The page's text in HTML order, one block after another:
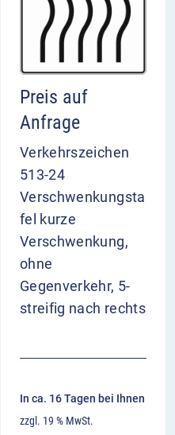
Preis auf
Anfrage
Verkehrszeichen
513-24
Verschwenkungsta
fel kurze
Verschwenkung,
ohne
Gegenverkehr, 5-
streifig nach rechts
In ca. 16 Tagen bei Ihnen
zzgl. 19 % MwSt.